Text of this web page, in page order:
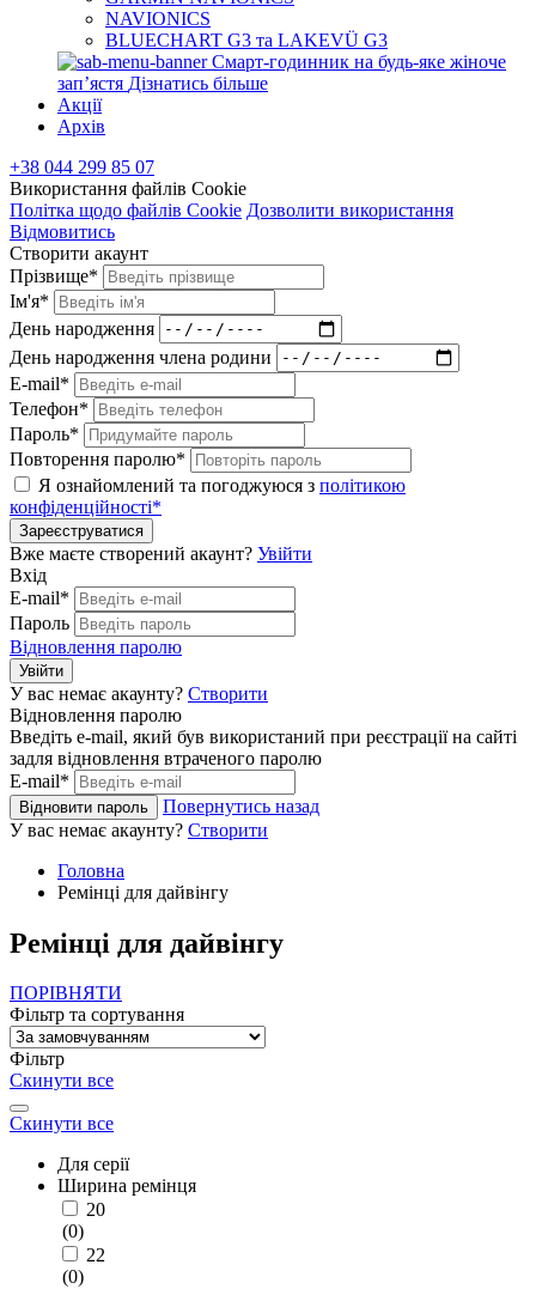
NAVIONICS
BLUECHART G3 та LAKEVÜ G3
Смарт-годинник на будь-яке жіноче
запʼястя Дізнатись більше
Акції
Архів
+38 044 299 85 07
Використання файлів Cookie
Політка щодо файлів Cookie Дозволити використання
Відмовитись
Створити акаунт
Прізвище*
Ім'я*
День народження
День народження члена родини
E-mail*
Телефон*
Пароль*
Повторення паролю*
Я ознайомлений та погоджуюся з політикою
конфіденційності*
Зареєструватися
Вже маєте створений акаунт? Увійти
Вхід
E-mail*
Пароль
Відновлення паролю
Увійти
У вас немає акаунту? Створити
Відновлення паролю
Введіть e-mail, який був використаний при реєстрації на сайті
задля відновлення втраченого паролю
E-mail*
Відновити пароль
Повернутись назад
У вас немає акаунту? Створити
Головна
Ремінці для дайвінгу
Ремінці для дайвінгу
ПОРІВНЯТИ
Фільтр та сортування
Фільтр
Скинути все
Скинути все
Для серії
Ширина ремінця
20
(0)
22
(0)